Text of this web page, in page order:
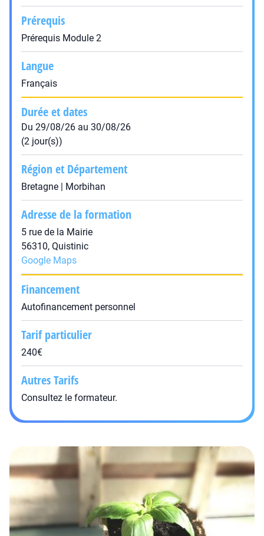
Prérequis
Prérequis Module 2
Langue
Français
Durée et dates
Du 29/08/26 au 30/08/26
(2 jour(s))
Région et Département
Bretagne | Morbihan
Adresse de la formation
5 rue de la Mairie
56310, Quistinic
Google Maps
Financement
Autofinancement personnel
Tarif particulier
240€
Autres Tarifs
Consultez le formateur.